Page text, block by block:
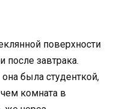
поверхности
после завтрака.
была студенткой,
комната в